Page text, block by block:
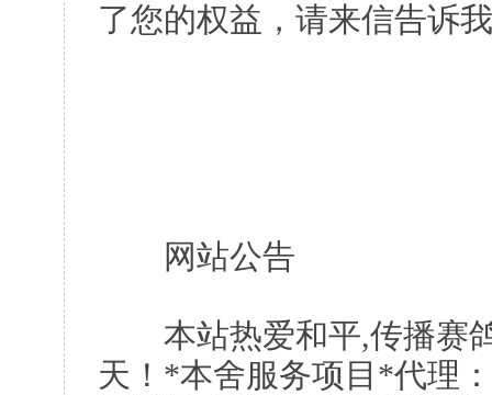
了您的权益，请来信告诉
网站公告
本站热爱和平,传播赛鸽
天！*本舍服务项目*代理